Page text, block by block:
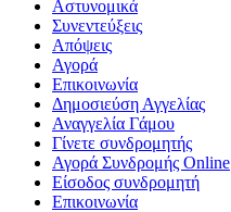
Αστυνομικά
Συνεντεύξεις
Απόψεις
Αγορά
Επικοινωνία
Δημοσιεύση Αγγελίας
Αναγγελία Γάμου
Γίνετε συνδρομητής
Αγορά Συνδρομής Online
Είσοδος συνδρομητή
Επικοινωνία